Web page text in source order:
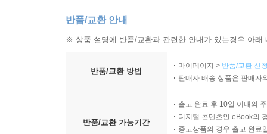
반품/교환 안내
※ 상품 설명에 반품/교환과 관련한 안내가 있는경우 아
반품/교환 방법
마이페이지 > 반품/교환 신
판매자 배송 상품은 판매자
반품/교환 가능기간
출고 완료 후 10일 이내의
디지털 콘텐츠인 eBook의
중고상품의 경우 출고 완료